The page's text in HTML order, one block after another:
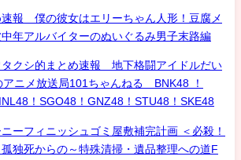
速報 僕の彼女はエリーちゃん人形！豆腐メ
年アルバイターのぬいぐるみ男子末路編
クシ的まとめ速報 地下格闘アイドルだい
ニメ放送局101ちゃんねる BNK48 ！
！SGO48！GNZ48！STU48！SKE48
ーフィニッシュゴミ屋敷補完計画 ＜必殺！
独死からの～特殊清掃・遺品整理への道F